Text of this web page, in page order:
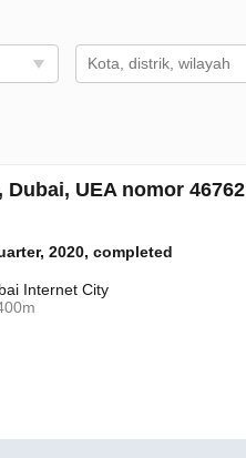
UEA nomor 46762
2020, completed
Internet City